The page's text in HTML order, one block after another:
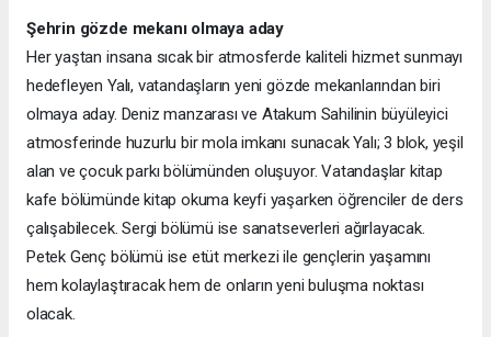
Şehrin gözde mekanı olmaya aday
Her yaştan insana sıcak bir atmosferde kaliteli hizmet sunmayı
hedefleyen Yalı, vatandaşların yeni gözde mekanlarından biri
olmaya aday. Deniz manzarası ve Atakum Sahilinin büyüleyici
atmosferinde huzurlu bir mola imkanı sunacak Yalı; 3 blok, yeşil
alan ve çocuk parkı bölümünden oluşuyor. Vatandaşlar kitap
kafe bölümünde kitap okuma keyfi yaşarken öğrenciler de ders
çalışabilecek. Sergi bölümü ise sanatseverleri ağırlayacak.
Petek Genç bölümü ise etüt merkezi ile gençlerin yaşamını
hem kolaylaştıracak hem de onların yeni buluşma noktası
olacak.